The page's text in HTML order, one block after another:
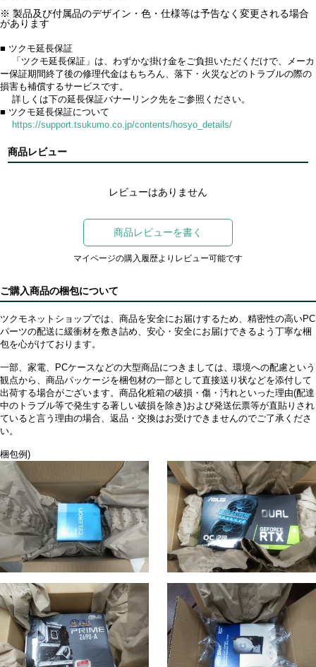
※ 製品及び付属品のデザイン・色・仕様等は予告なく変更される場合
があります
■ ツクモ延長保証
「ツクモ延長保証」は、わずかな掛け金をご負担いただくだけで、メーカ
ー保証期間終了後の修理代金はもちろん、落下・火災などのトラブルの際の
損害も補償するサービスです。
詳しくは下の延長保証バナーリンク先をご参照ください。
■ ツクモ延長保証について
https://support.tsukumo.co.jp/contents/hosyo_details/
商品レビュー
レビューはありません
商品レビューを書く
マイページの購入履歴よりレビュー可能です
ご購入商品の梱包について
ツクモネットショップでは、商品を安全にお届けするため、精密性の高いPC
パーツの配送に緩衝材を敷き詰め、安心・安全にお届けできるよう丁寧な梱
包を心がけております。
一部、家電、PCケースなどの大型商品につきましては、環境への配慮という
観点から、商品パッケージを梱包材の一部として直接送り状などを添付して
出荷する場合がございます。商品化粧箱の破損・傷・汚れといった理由(配達
中のトラブル等で発生する著しい破損を除き)および発送伝票等が直貼りされ
ていると言う理由の場合、返品・交換はお受けできませんのでご了承くださ
い。
梱包例)